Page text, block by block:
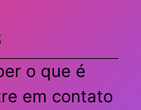
o que é
em contato